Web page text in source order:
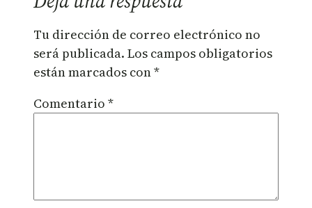
Tu dirección de correo electrónico no
será publicada. Los campos obligatorios
están marcados con*
Comentario *